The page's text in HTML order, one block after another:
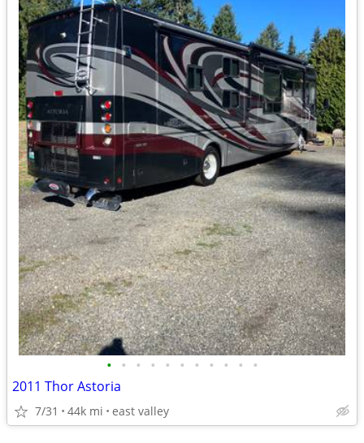
• • • • • • • • • • •
2011 Thor Astoria
7/31 44k mi east valley